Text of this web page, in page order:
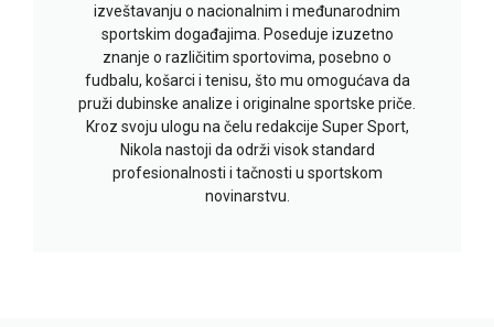
izveštavanju o nacionalnim i međunarodnim
sportskim događajima. Poseduje izuzetno
znanje o različitim sportovima, posebno o
fudbalu, košarci i tenisu, što mu omogućava da
pruži dubinske analize i originalne sportske priče.
Kroz svoju ulogu na čelu redakcije Super Sport,
Nikola nastoji da održi visok standard
profesionalnosti i tačnosti u sportskom
novinarstvu.